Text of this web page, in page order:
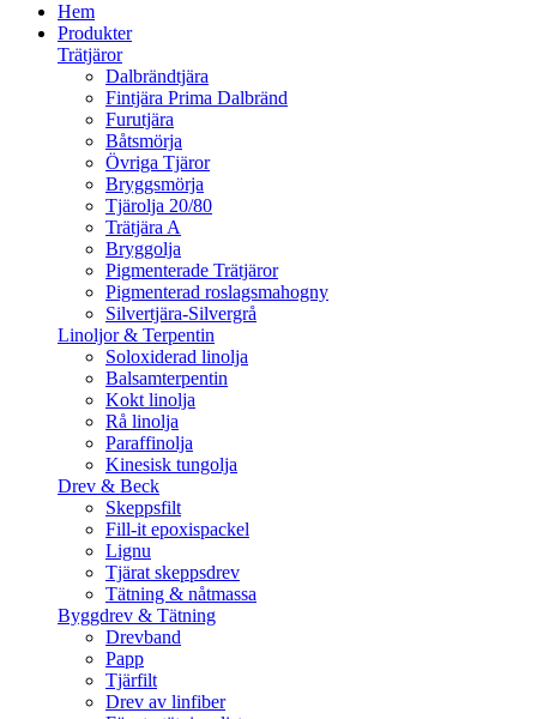
Hem
Produkter
Trätjäror
Dalbrändtjära
Fintjära Prima Dalbränd
Furutjära
Båtsmörja
Övriga Tjäror
Bryggsmörja
Tjärolja 20/80
Trätjära A
Bryggolja
Pigmenterade Trätjäror
Pigmenterad roslagsmahogny
Silvertjära-Silvergrå
Linoljor & Terpentin
Soloxiderad linolja
Balsamterpentin
Kokt linolja
Rå linolja
Paraffinolja
Kinesisk tungolja
Drev & Beck
Skeppsfilt
Fill-it epoxispackel
Lignu
Tjärat skeppsdrev
Tätning & nåtmassa
Byggdrev & Tätning
Drevband
Papp
Tjärfilt
Drev av linfiber